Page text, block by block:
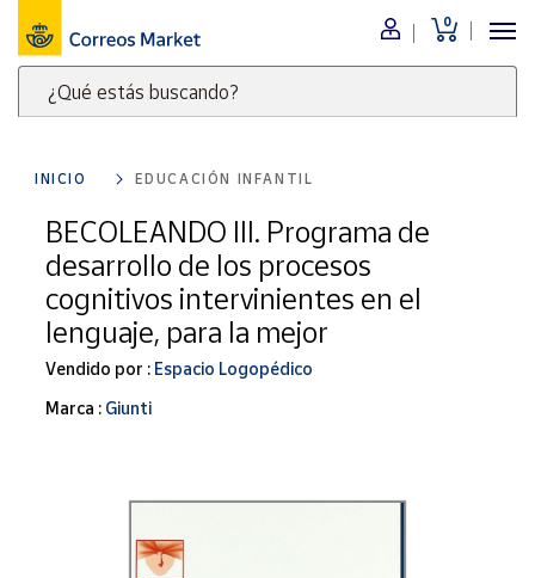
0
¿Qué estás buscando?
clave
para
buscar
productos
Correos
Market
Menú
Nuestro
catálogo
Alimentación
Bebidas
Ocio y cultura
Juguetes y
juegos
Libros y
INICIO EDUCACIÓN INFANTIL
BECOLEANDO III. Programa de
desarrollo de los procesos
cognitivos intervinientes en el
lenguaje, para la mejor
Vendido por : Espacio Logopédico
Marca : Giunti